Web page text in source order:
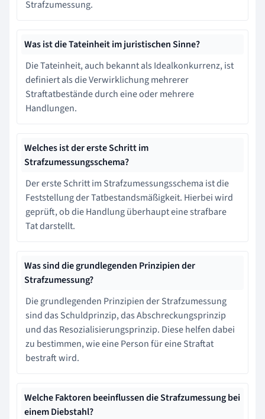
Strafzumessung.
Was ist die Tateinheit im juristischen Sinne?
Die Tateinheit, auch bekannt als Idealkonkurrenz, ist
definiert als die Verwirklichung mehrerer
Straftatbestände durch eine oder mehrere
Handlungen.
Welches ist der erste Schritt im
Strafzumessungsschema?
Der erste Schritt im Strafzumessungsschema ist die
Feststellung der Tatbestandsmäßigkeit. Hierbei wird
geprüft, ob die Handlung überhaupt eine strafbare
Tat darstellt.
Was sind die grundlegenden Prinzipien der
Strafzumessung?
Die grundlegenden Prinzipien der Strafzumessung
sind das Schuldprinzip, das Abschreckungsprinzip
und das Resozialisierungsprinzip. Diese helfen dabei
zu bestimmen, wie eine Person für eine Straftat
bestraft wird.
Welche Faktoren beeinflussen die Strafzumessung bei
einem Diebstahl?